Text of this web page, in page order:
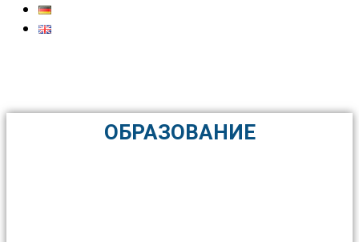
ОБРАЗОВАНИЕ